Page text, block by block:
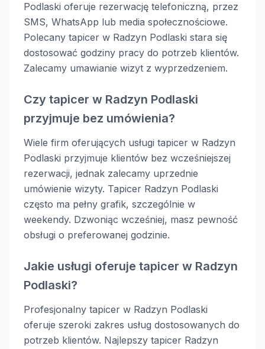
Podlaski oferuje rezerwację telefoniczną, przez
SMS, WhatsApp lub media społecznościowe.
Polecany tapicer w Radzyn Podlaski stara się
dostosować godziny pracy do potrzeb klientów.
Zalecamy umawianie wizyt z wyprzedzeniem.
Czy tapicer w Radzyn Podlaski
przyjmuje bez umówienia?
Wiele firm oferujących usługi tapicer w Radzyn
Podlaski przyjmuje klientów bez wcześniejszej
rezerwacji, jednak zalecamy uprzednie
umówienie wizyty. Tapicer Radzyn Podlaski
często ma pełny grafik, szczególnie w
weekendy. Dzwoniąc wcześniej, masz pewność
obsługi o preferowanej godzinie.
Jakie usługi oferuje tapicer w Radzyn
Podlaski?
Profesjonalny tapicer w Radzyn Podlaski
oferuje szeroki zakres usług dostosowanych do
potrzeb klientów. Najlepszy tapicer Radzyn